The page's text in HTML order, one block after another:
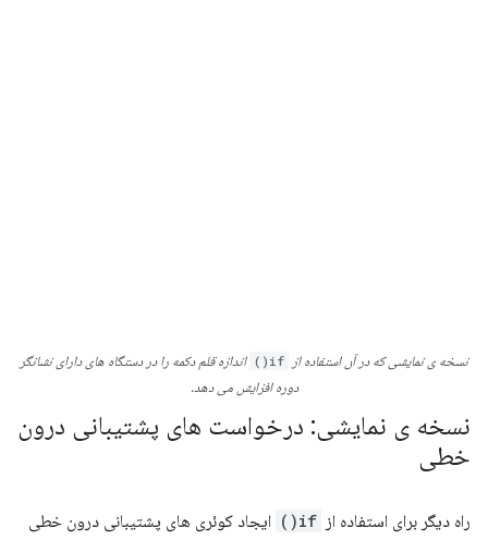
نسخه ی نمایشی که در آن استفاده از if()
اندازه قلم دکمه را در دستگاه های دارای نشانگر
دوره افزایش می دهد.
نسخه ی نمایشی: درخواست های پشتیبانی درون
خطی
راه دیگر برای استفاده از if()
ایجاد کوئری های پشتیبانی درون خطی